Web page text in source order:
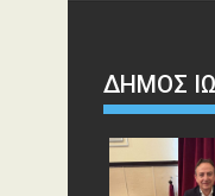
ΔΗΜΟΣ